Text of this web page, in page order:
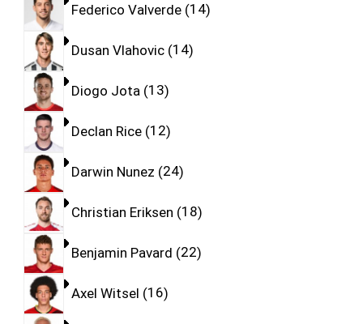
Federico Valverde 14
Dusan Vlahovic 14
Diogo Jota 13
Declan Rice 12
Darwin Nunez 24
Christian Eriksen 18
Benjamin Pavard 22
Axel Witsel 16